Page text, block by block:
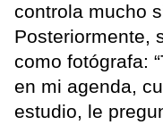
controla mucho
Posteriormente,
como fotógrafa:
en mi agenda,
estudio, le